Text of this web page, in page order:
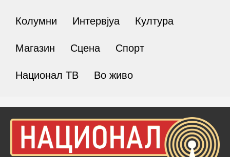
Колумни Интервјуа Култура
Магазин Сцена Спорт
Национал ТВ Во живо